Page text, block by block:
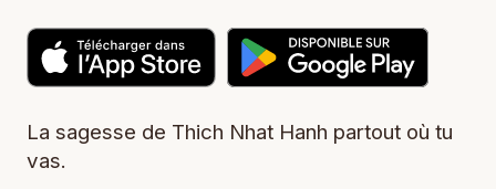
La sagesse de Thich Nhat Hanh partout où tu
vas.